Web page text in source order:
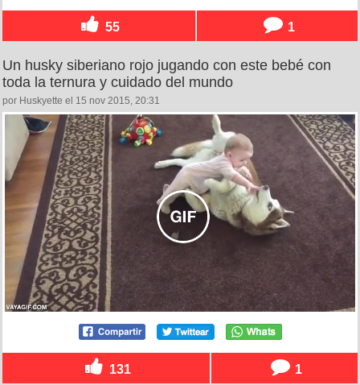
55 1
Un husky siberiano rojo jugando con este bebé con
toda la ternura y cuidado del mundo
por Huskyette el 15 nov 2015, 20:31
131 1